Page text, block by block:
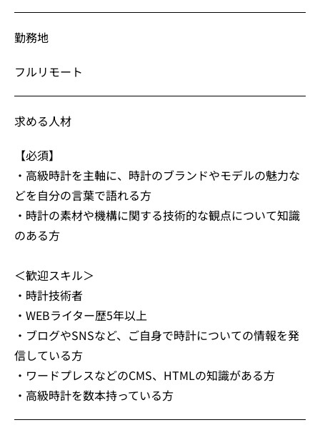
勤務地
フルリモート
求める人材
【必須】
・高級時計を主軸に、時計のブランドやモデルの魅力な
どを自分の言葉で語れる方
・時計の素材や機構に関する技術的な観点について知識
のある方
＜歓迎スキル＞
・時計技術者
・WEBライター歴5年以上
・ブログやSNSなど、ご自身で時計についての情報を発
信している方
・ワードプレスなどのCMS、HTMLの知識がある方
・高級時計を数本持っている方